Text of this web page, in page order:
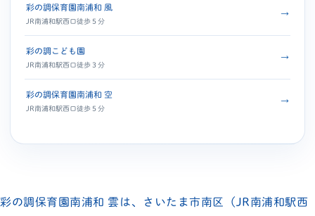
彩の調保育園南浦和 風
JR南浦和駅西口徒歩５分
→
彩の調こども園
JR南浦和駅西口徒歩３分
→
彩の調保育園南浦和 空
JR南浦和駅西口徒歩５分
→
彩の調保育園南浦和 雲は、さいたま市南区（JR南浦和駅西